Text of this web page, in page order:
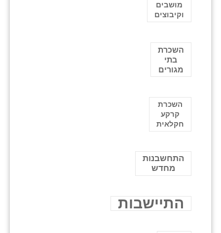
מושבים
וקיבוצים
השכרת
בתי
מגורים
השכרת
קרקע
חקלאית
התחשבנות
מחדש
התיישבות